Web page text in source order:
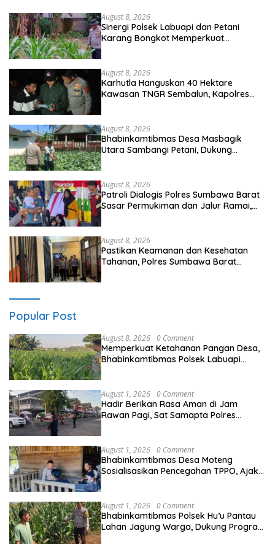
August 8, 2026
Sinergi Polsek Labuapi dan Petani
Karang Bongkot Memperkuat
August 8, 2026
Karhutla Hanguskan 40 Hektare
Kawasan TNGR Sembalun, Kapolres
August 8, 2026
Bhabinkamtibmas Desa Masbagik
Utara Sambangi Petani, Dukung
August 8, 2026
Patroli Dialogis Polres Sumbawa Barat
Sasar Permukiman dan Jalur Ramai,
August 8, 2026
Pastikan Keamanan dan Kesehatan
Tahanan, Polres Sumbawa Barat
Popular Post
August 8, 2026 0 Comment
Memperkuat Ketahanan Pangan Desa,
Bhabinkamtibmas Polsek Labuapi
August 1, 2026 0 Comment
Hadir Berikan Rasa Aman di Jam
Rawan Pagi, Sat Samapta Polres
August 1, 2026 0 Comment
Bhabinkamtibmas Desa Moteng
Sosialisasikan Pencegahan TPPO, Ajak
August 1, 2026 0 Comment
Bhabinkamtibmas Polsek Hu’u Pantau
Lahan Jagung Warga, Dukung Program